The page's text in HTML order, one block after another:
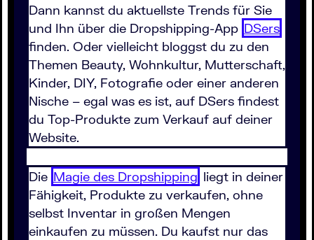
Dann kannst du aktuellste Trends für Sie
und Ihn über die Dropshipping-App DSers
finden. Oder vielleicht bloggst du zu den
Themen Beauty, Wohnkultur, Mutterschaft,
Kinder, DIY, Fotografie oder einer anderen
Nische – egal was es ist, auf DSers findest
du Top-Produkte zum Verkauf auf deiner
Website.
Die Magie des Dropshipping liegt in deiner
Fähigkeit, Produkte zu verkaufen, ohne
selbst Inventar in großen Mengen
einkaufen zu müssen. Du kaufst nur das